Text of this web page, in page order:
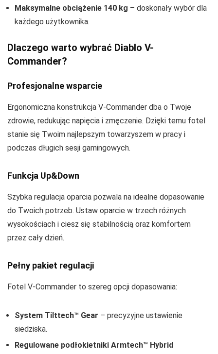
Maksymalne obciążenie 140 kg – doskonały wybór dla
każdego użytkownika.
Dlaczego warto wybrać Diablo V-
Commander?
Profesjonalne wsparcie
Ergonomiczna konstrukcja V-Commander dba o Twoje
zdrowie, redukując napięcia i zmęczenie. Dzięki temu fotel
stanie się Twoim najlepszym towarzyszem w pracy i
podczas długich sesji gamingowych.
Funkcja Up&Down
Szybka regulacja oparcia pozwala na idealne dopasowanie
do Twoich potrzeb. Ustaw oparcie w trzech różnych
wysokościach i ciesz się stabilnością oraz komfortem
przez cały dzień.
Pełny pakiet regulacji
Fotel V-Commander to szereg opcji dopasowania:
System Tilttech™ Gear – precyzyjne ustawienie
siedziska.
Regulowane podłokietniki Armtech™ Hybrid